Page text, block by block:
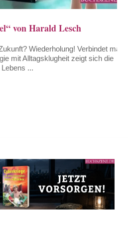
von Harald Lesch
Wiederholung! Verbindet man
mit Alltagsklugheit zeigt sich die
...